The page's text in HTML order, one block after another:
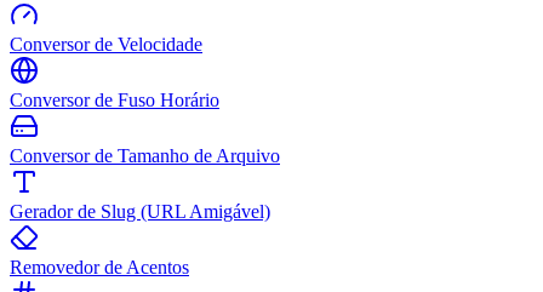
Conversor de Velocidade
Conversor de Fuso Horário
Conversor de Tamanho de Arquivo
Gerador de Slug (URL Amigável)
Removedor de Acentos